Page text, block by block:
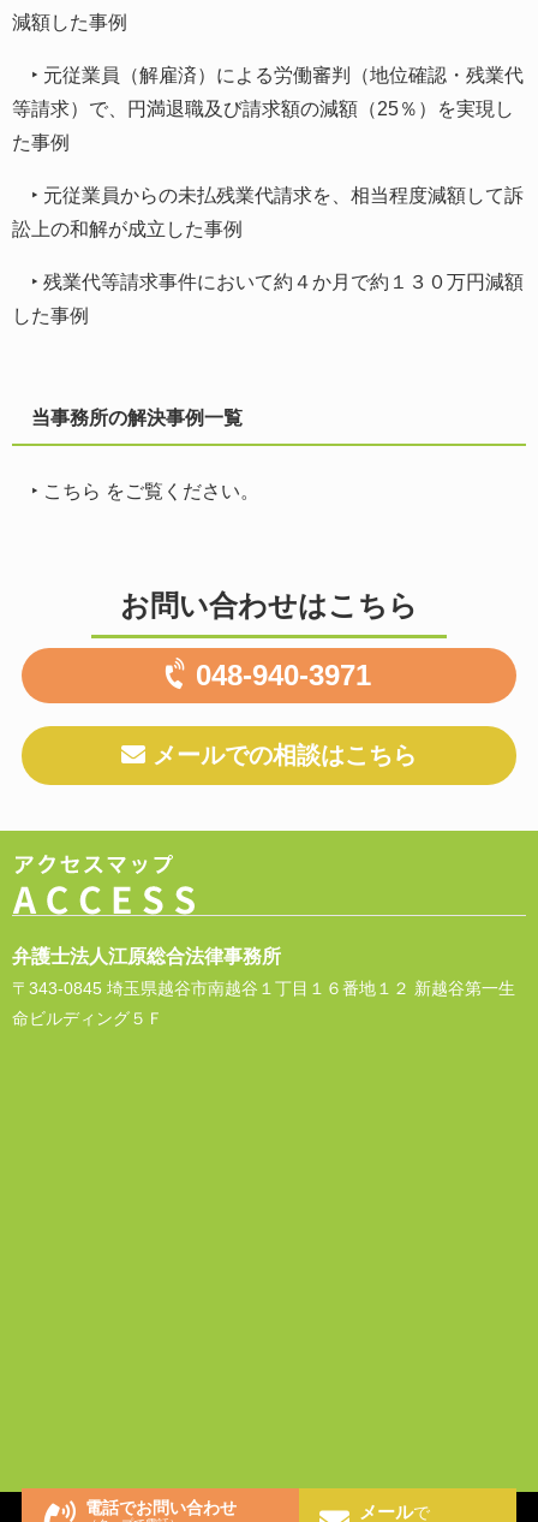
減額した事例
‣ 元従業員（解雇済）による労働審判（地位確認・残業代
等請求）で、円満退職及び請求額の減額（25％）を実現し
た事例
‣ 元従業員からの未払残業代請求を、相当程度減額して訴
訟上の和解が成立した事例
‣ 残業代等請求事件において約４か月で約１３０万円減額
した事例
当事務所の解決事例一覧
‣ こちら をご覧ください。
お問い合わせはこちら
048-940-3971
メールでの相談はこちら
弁護士法人江原総合法律事務所
〒343-0845 埼玉県越谷市南越谷１丁目１６番地１２ 新越谷第一生
命ビルディング５Ｆ
Copyright © 2026 弁護士法人江原総合法律事務所 All Rights
電話でお問い合わせ メールで